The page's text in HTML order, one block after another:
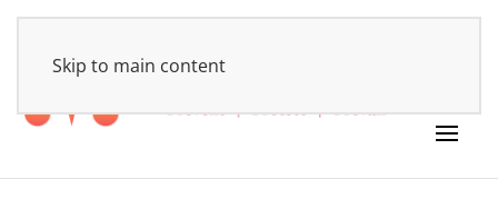
Skip to main content